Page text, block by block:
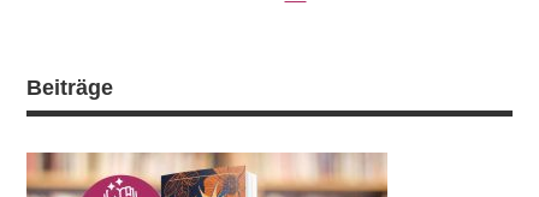
Beiträge